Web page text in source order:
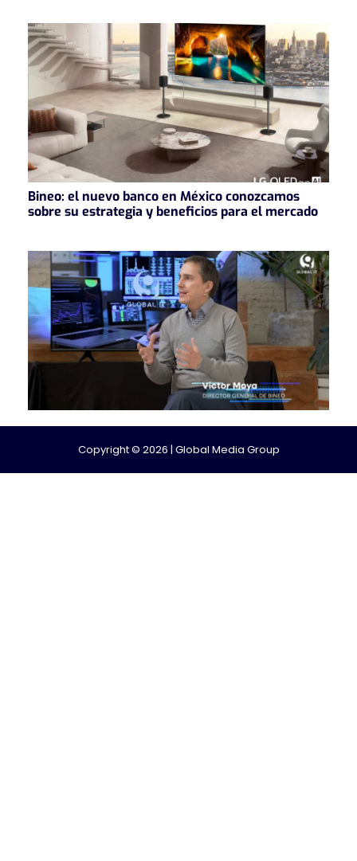
Bineo: el nuevo banco en México conozcamos
sobre su estrategia y beneficios para el mercado